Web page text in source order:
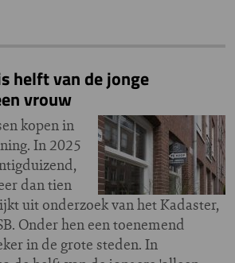
helft van de jonge
vrouw
kopen in
In 2025
dan tien
uit onderzoek van het Kadaster,
Onder hen een toenemend
in de grote steden. In